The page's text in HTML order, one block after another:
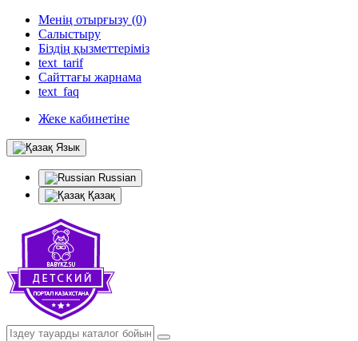
Менің отырғызу (0)
Салыстыру
Біздің қызметтеріміз
text_tarif
Сайттағы жарнама
text_faq
Жеке кабинетіне
Язык
Russian
Қазақ